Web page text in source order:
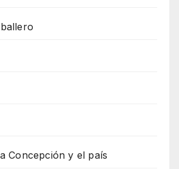
Concepción y el país